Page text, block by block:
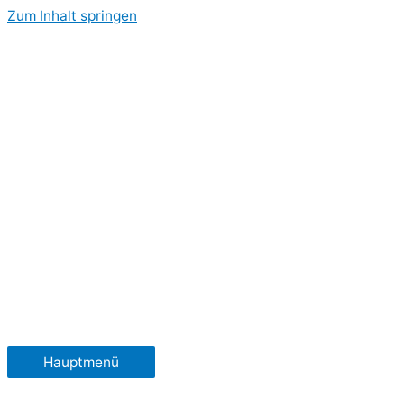
Zum Inhalt springen
Hauptmenü